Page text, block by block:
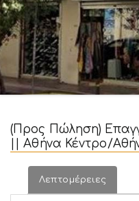
(Προς Πώληση)
|| Αθήνα Κέντρο/
Λεπτομέρειες